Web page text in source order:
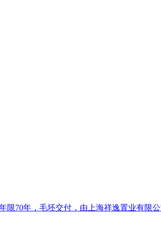
70年，毛坯交付，由上海祥逸置业有限公